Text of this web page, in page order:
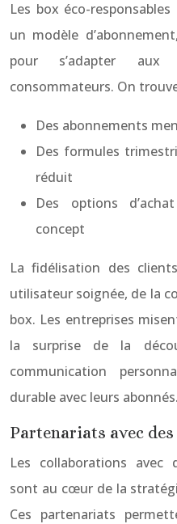
Les box éco-
un modèle
pour s’adapter aux
consommateurs. On
Des abonnements
Des formules
réduit
Des options
concept
La fidélisation des
utilisateur soignée, de la
box. Les entreprises
la surprise de la
communication
durable avec leurs abonnés.
Partenariats avec
Les collaborations avec
sont au cœur de la
Ces partenariats